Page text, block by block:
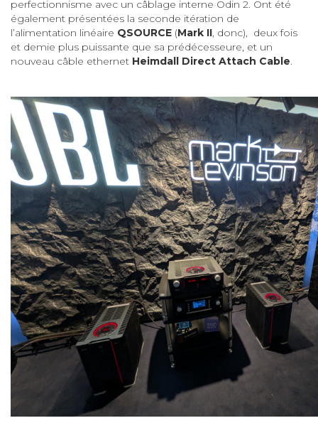
perfectionnisme avec un câblage interne Odin 2. Ont été
également présentées la seconde itération de
l’alimentation linéaire QSOURCE (Mark II , donc), deux fois
et demie plus puissante que sa prédécesseure, et un
nouveau câble ethernet Heimdall Direct Attach Cable